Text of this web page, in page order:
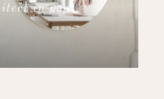
in you